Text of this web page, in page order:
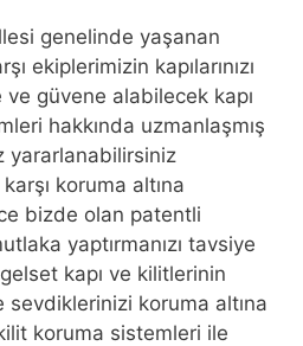
genelinde yaşanan
ekiplerimizin kapılarınızı
güvene alabilecek kapı
hakkında uzmanlaşmış
yararlanabilirsiniz
karşı koruma altına
bizde olan patentli
yaptırmanızı tavsiye
kapı ve kilitlerinin
sevdiklerinizi koruma altına
koruma sistemleri ile